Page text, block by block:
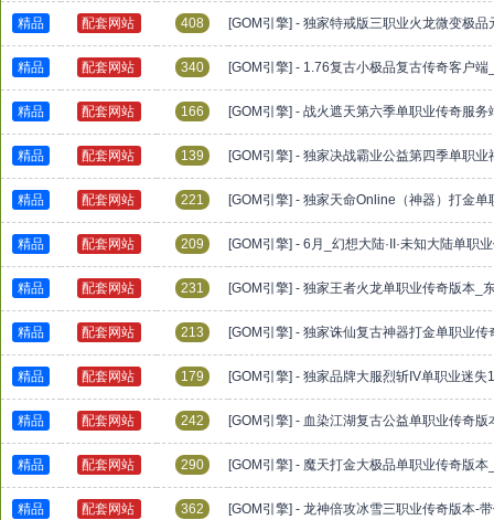
精品 配套网站 408 [GOM引擎] - 独家特戒版三职业火龙微变极
精品 配套网站 340 [GOM引擎] - 1.76复古小极品复古传奇客户
精品 配套网站 166 [GOM引擎] - 战火遮天第六季单职业传奇服
精品 配套网站 139 [GOM引擎] - 独家决战霸业公益第四季单职
精品 配套网站 221 [GOM引擎] - 独家天命Online（神器）打金
精品 配套网站 209 [GOM引擎] - 6月_幻想大陆·II·未知大陆单
精品 配套网站 231 [GOM引擎] - 独家王者火龙单职业传奇版本
精品 配套网站 213 [GOM引擎] - 独家诛仙复古神器打金单职业
精品 配套网站 179 [GOM引擎] - 独家品牌大服烈斩IV单职业迷
精品 配套网站 242 [GOM引擎] - 血染江湖复古公益单职业传奇
精品 配套网站 290 [GOM引擎] - 魔天打金大极品单职业传奇版
精品 配套网站 362 [GOM引擎] - 龙神倍攻冰雪三职业传奇版本-